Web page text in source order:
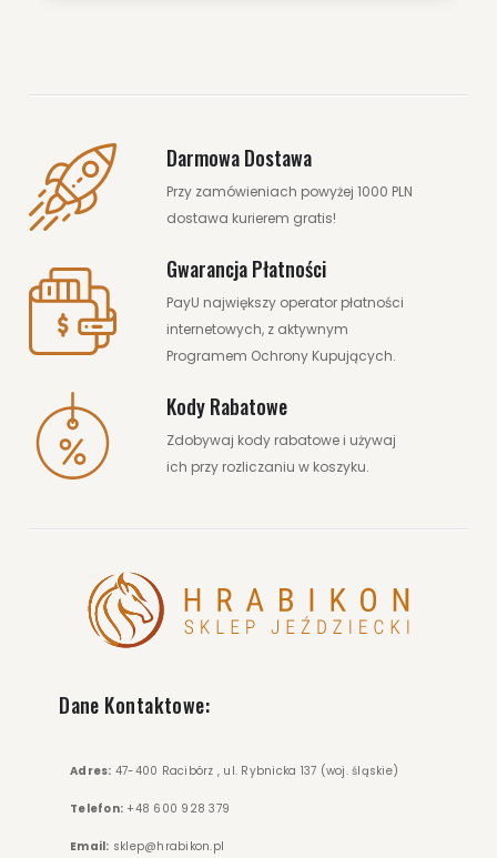
Darmowa Dostawa
Przy zamówieniach powyżej 1000 PLN
dostawa kurierem gratis!
Gwarancja Płatności
PayU największy operator płatności
internetowych, z aktywnym
Programem Ochrony Kupujących.
Kody Rabatowe
Zdobywaj kody rabatowe i używaj
ich przy rozliczaniu w koszyku.
Dane Kontaktowe:
Adres: 47-400 Racibórz , ul. Rybnicka 137 (woj. śląskie)
Telefon: +48 600 928 379
Email: sklep@hrabikon.pl